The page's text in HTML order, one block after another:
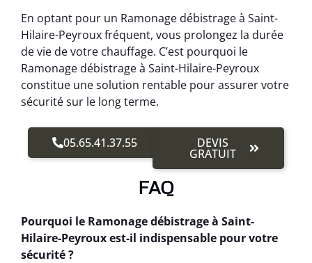
En optant pour un Ramonage débistrage à Saint-
Hilaire-Peyroux fréquent, vous prolongez la durée
de vie de votre chauffage. C’est pourquoi le
Ramonage débistrage à Saint-Hilaire-Peyroux
constitue une solution rentable pour assurer votre
sécurité sur le long terme.
05.65.41.37.55 DEVIS
GRATUIT
FAQ
Pourquoi le Ramonage débistrage à Saint-
Hilaire-Peyroux est-il indispensable pour votre
sécurité ?